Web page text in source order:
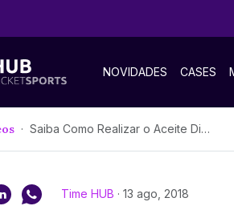
NOVIDADES CASES
Saiba Como Realizar o Aceite Digital
Time HUB · 13 ago, 2018